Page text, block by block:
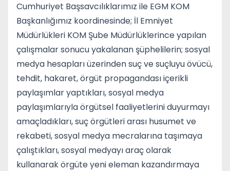
Cumhuriyet Başsavcılıklarımız ile EGM KOM
Başkanlığımız koordinesinde; İl Emniyet
Müdürlükleri KOM Şube Müdürlüklerince yapılan
çalışmalar sonucu yakalanan şüphelilerin; sosyal
medya hesapları üzerinden suç ve suçluyu övücü,
tehdit, hakaret, örgüt propagandası içerikli
paylaşımlar yaptıkları, sosyal medya
paylaşımlarıyla örgütsel faaliyetlerini duyurmayı
amaçladıkları, suç örgütleri arası husumet ve
rekabeti, sosyal medya mecralarına taşımaya
çalıştıkları, sosyal medyayı araç olarak
kullanarak örgüte yeni eleman kazandırmaya